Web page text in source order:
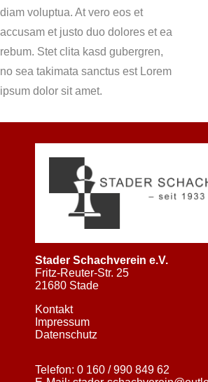
diam voluptua. At vero eos et
accusam et justo duo dolores et ea
rebum. Stet clita kasd gubergren,
no sea takimata sanctus est Lorem
ipsum dolor sit amet.
Stader Schachverein e.V.
Fritz-Reuter-Str. 25
21680 Stade
Kontakt
Impressum
Datenschutz
Telefon: 0 160 / 990 849 62